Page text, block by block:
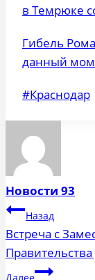
в Темрюке
Гибель
данный
Метки
#Краснодар
Новости 93
по
записям
Назад
Встреча с
Далее